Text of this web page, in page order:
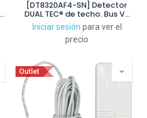
[DT8320AF4-SN] Detector
DUAL TEC® de techo. Bus V-
Plex. IR-MW. Con
tratamiento de alarmas por
microprocesador. Grado 3
Iniciar sesión para ver el
precio
Outlet